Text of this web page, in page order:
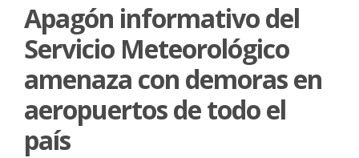
El
País
Mundo
La
Zona
Apagón informativo del
Servicio Meteorológico
amenaza con demoras en
aeropuertos de todo el
país